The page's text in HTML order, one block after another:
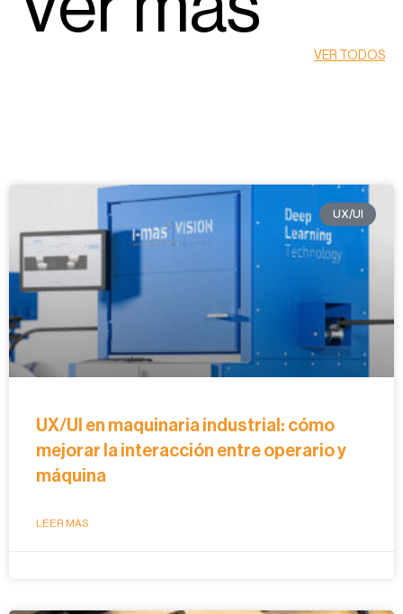
VER TODOS
UX/UI
UX/UI en maquinaria industrial: cómo
mejorar la interacción entre operario y
máquina
LEER MÁS